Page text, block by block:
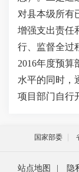
对县本级所有
增强支出责任
行、监督全过
2016年度预
水平的同时，
项目部门自行
国家部委
站点地图 隐